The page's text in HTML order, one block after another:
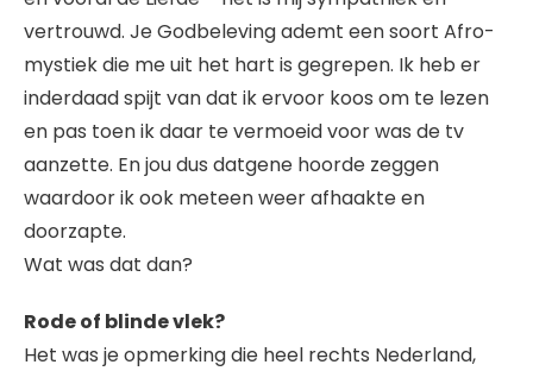
vertrouwd. Je Godbeleving ademt een soort Afro-
mystiek die me uit het hart is gegrepen. Ik heb er
inderdaad spijt van dat ik ervoor koos om te lezen
en pas toen ik daar te vermoeid voor was de tv
aanzette. En jou dus datgene hoorde zeggen
waardoor ik ook meteen weer afhaakte en
doorzapte.
Wat was dat dan?
Rode of blinde vlek?
Het was je opmerking die heel rechts Nederland,